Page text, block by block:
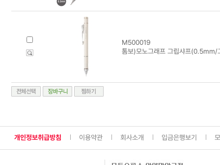
M500019
톰보)모노그래프 그립샤프(0.5mm/
개인정보취급방침 이용약관 회사소개 입금은행보기